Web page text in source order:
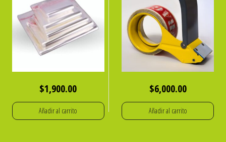
$1,900.00
Añadir al carrito
$6,000.00
Añadir al carrito